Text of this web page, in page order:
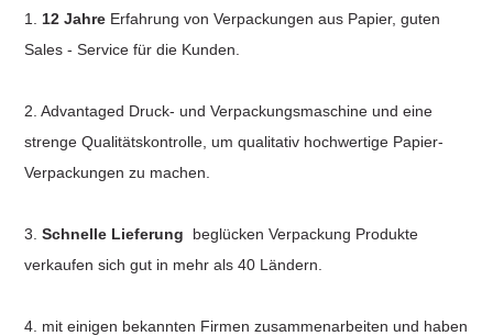
1. 12 Jahre Erfahrung von Verpackungen aus Papier, guten
Sales - Service für die Kunden.
2. Advantaged Druck- und Verpackungsmaschine und eine
strenge Qualitätskontrolle, um qualitativ hochwertige Papier-
Verpackungen zu machen.
3.Schnelle Lieferung beglücken Verpackung Produkte
verkaufen sich gut in mehr als 40 Ländern.
4. mit einigen bekannten Firmen zusammenarbeiten und haben